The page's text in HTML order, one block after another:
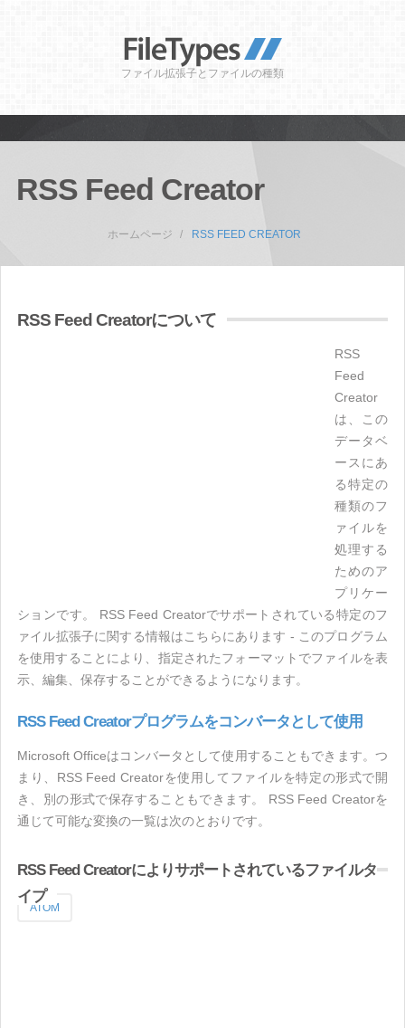
ファイル拡張子とファイルの種類
RSS Feed Creator
ホームページ RSS FEED CREATOR
RSS Feed Creatorについて
RSS
Feed
Creator
は、この
データベ
ースにあ
る特定の
種類のフ
ァイルを
処理する
ためのア
プリケー
ションです。 RSS Feed Creatorでサポートされている特定のフ
ァイル拡張子に関する情報はこちらにあります - このプログラム
を使用することにより、指定されたフォーマットでファイルを表
示、編集、保存することができるようになります。
RSS Feed Creatorプログラムをコンバータとして使用
Microsoft Officeはコンバータとして使用することもできます。つ
まり、RSS Feed Creatorを使用してファイルを特定の形式で開
き、別の形式で保存することもできます。 RSS Feed Creatorを
通じて可能な変換の一覧は次のとおりです。
RSS Feed Creatorによりサポートされているファイルタ
イプ
ATOM